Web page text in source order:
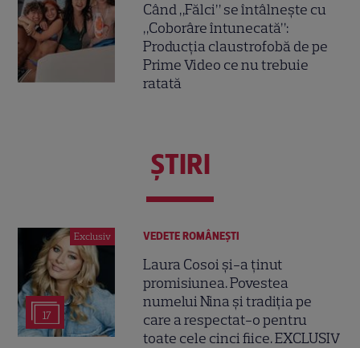
Când „Fălci” se întâlnește cu
„Coborâre întunecată”:
Producția claustrofobă de pe
Prime Video ce nu trebuie
ratată
ŞTIRI
Exclusiv
17
VEDETE ROMÂNEŞTI
Laura Cosoi și-a ținut
promisiunea. Povestea
numelui Nina și tradiția pe
care a respectat-o pentru
toate cele cinci fiice. EXCLUSIV